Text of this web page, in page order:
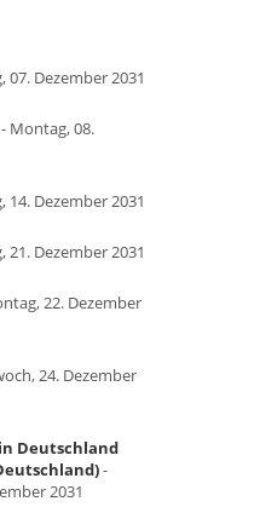
07. Dezember 2031
- Montag, 08.
14. Dezember 2031
21. Dezember 2031
22. Dezember
24. Dezember
Deutschland
-
2031